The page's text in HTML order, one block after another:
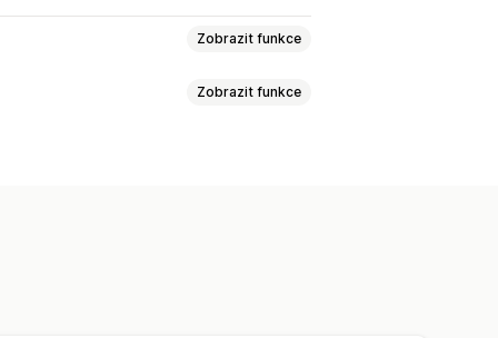
Zobrazit funkce
Zobrazit funkce